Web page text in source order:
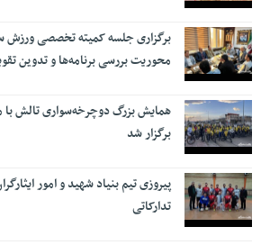
برگزاری جلسه کمیته تخصصی ورزش
محوریت بررسی برنامه‌ها و تدوین تقویم
همایش بزرگ دوچرخه‌سواری تالش
برگزار شد
پیروزی تیم بنیاد شهید و امور
تدارکاتی